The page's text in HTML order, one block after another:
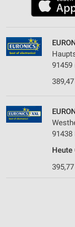
91459
91438
Heute